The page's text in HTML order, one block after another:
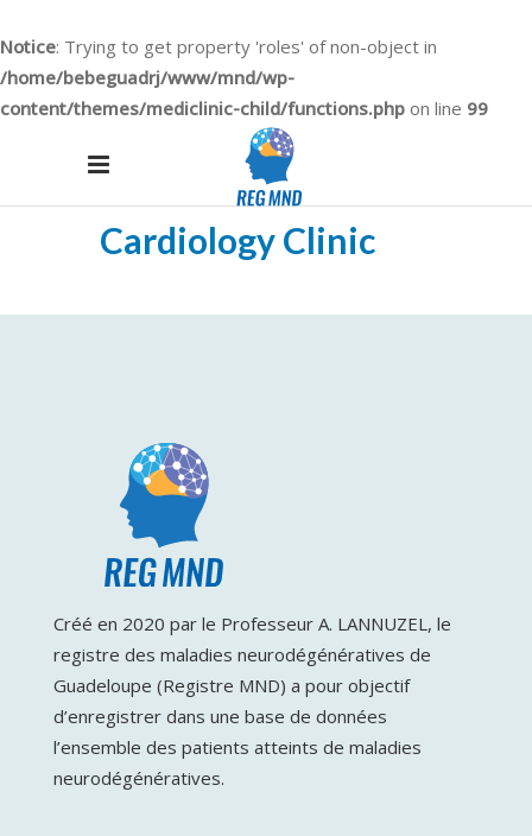
Notice: Trying to get property 'roles' of non-object in
/home/bebeguadrj/www/mnd/wp-
content/themes/mediclinic-child/functions.php on line 99
Cardiology Clinic
Créé en 2020 par le Professeur A. LANNUZEL, le
registre des maladies neurodégénératives de
Guadeloupe (Registre MND) a pour objectif
d’enregistrer dans une base de données
l’ensemble des patients atteints de maladies
neurodégénératives.